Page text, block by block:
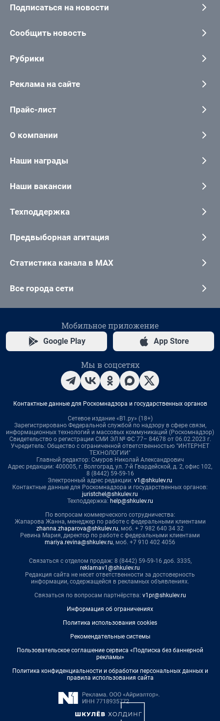
Подписаться на новости
Сообщить новость
Рубрики
Реклама на сайте
Прайс-лист
О компании
Наши награды
Наши вакансии
Техподдержка
Предвыборная агитация
Статистика канала в MAX
Все города сети
Мобильное приложение
Google Play App Store
Мы в соцсетях
Контактные данные для Роскомнадзора и государственных органов
Сетевое издание «В1.ру» (18+)
Зарегистрировано Федеральной службой по надзору в сфере связи,
информационных технологий и массовых коммуникаций (Роскомнадзор)
Свидетельство о регистрации СМИ ЭЛ № ФС 77– 84678 от 06.02.2023 г.
Учредитель: Общество с ограниченной ответственностью "ИНТЕРНЕТ
ТЕХНОЛОГИИ"
Главный редактор: Смуров Николай Александрович
Адрес редакции: 400005, г. Волгоград, ул. 7-й Гвардейской, д. 2, офис 102,
8 (8442) 59-59-16
Электронный адрес редакции: v1@shkulev.ru
Контактные данные для Роскомнадзора и государственных органов:
juristchel@shkulev.ru
Техподдержка: help@shkulev.ru
По вопросам коммерческого сотрудничества:
Жапарова Жанна, менеджер по работе с федеральными клиентами
zhanna.zhaparova@shkulev.ru, моб. + 7 982 640 34 32
Ревина Мария, директор по работе с федеральными клиентами
mariya.revina@shkulev.ru, моб. +7 910 402 4056
Связаться с отделом продаж: 8 (8442) 59-59-16 доб. 3335,
reklamav1@shkulev.ru
Редакция сайта не несет ответственности за достоверность
информации, содержащейся в рекламных объявлениях.
Связаться по вопросам партнёрства: v1pr@shkulev.ru
Информация об ограничениях
Политика использования cookies
Рекомендательные системы
Пользовательское соглашение сервиса «Подписка без баннерной
рекламы»
Политика конфиденциальности и обработки персональных данных и
правила использования сайта